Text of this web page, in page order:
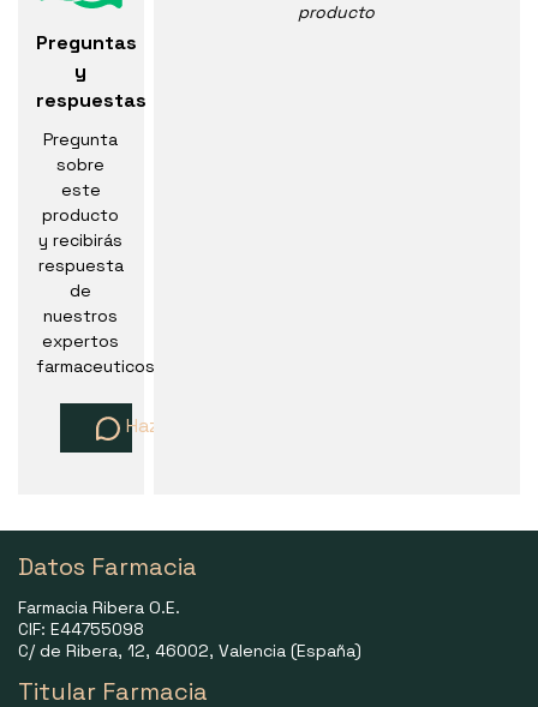
Preguntas
y
respuestas
Pregunta
sobre
este
producto
y recibirás
respuesta
de
nuestros
expertos
farmaceuticos
Haz una pregunta
producto
Datos Farmacia
Farmacia Ribera O.E.
CIF: E44755098
C/ de Ribera, 12, 46002, Valencia (España)
Titular Farmacia